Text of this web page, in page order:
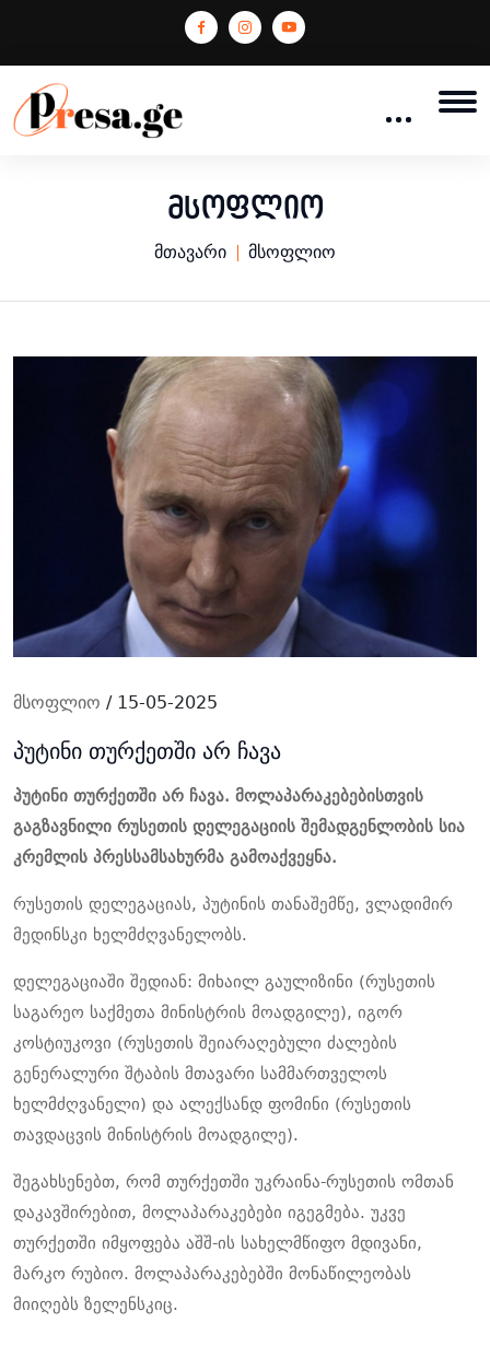
მსოფლიო
მთავარი მსოფლიო
მსოფლიო / 15-05-2025
პუტინი თურქეთში არ ჩავა
პუტინი თურქეთში არ ჩავა. მოლაპარაკებებისთვის
გაგზავნილი რუსეთის დელეგაციის შემადგენლობის სია
კრემლის პრესსამსახურმა გამოაქვეყნა.
რუსეთის დელეგაციას, პუტინის თანაშემწე, ვლადიმირ
მედინსკი ხელმძღვანელობს.
დელეგაციაში შედიან: მიხაილ გაულიზინი (რუსეთის
საგარეო საქმეთა მინისტრის მოადგილე), იგორ
კოსტიუკოვი (რუსეთის შეიარაღებული ძალების
გენერალური შტაბის მთავარი სამმართველოს
ხელმძღვანელი) და ალექსანდ ფომინი (რუსეთის
თავდაცვის მინისტრის მოადგილე).
შეგახსენებთ, რომ თურქეთში უკრაინა-რუსეთის ომთან
დაკავშირებით, მოლაპარაკებები იგეგმება. უკვე
თურქეთში იმყოფება აშშ-ის სახელმწიფო მდივანი,
მარკო რუბიო. მოლაპარაკებებში მონაწილეობას
მიიღებს ზელენსკიც.